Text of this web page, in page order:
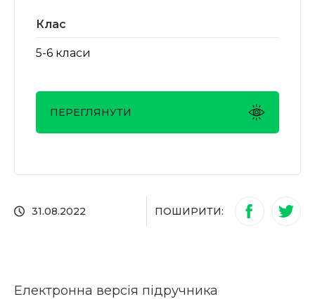
31.08.2022 ПОШИРИТИ:
Електронна версія підручника
Клас
5-6 класи
ПЕРЕГЛЯНУТИ